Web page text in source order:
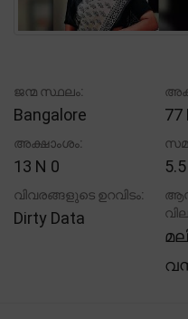
ജന്മ സ്ഥലം:
Bangalore 77
അക്ഷാംശം:
13 N 0 5.5
വിവരങ്ങളുടെ ഉറവിടം:
Dirty Data